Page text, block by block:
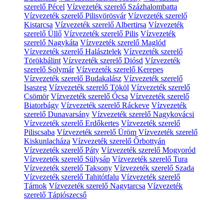
szerelő Pécel Vízvezeték szerelő Százhalombatta
Vízvezeték szerelő Pilisvörösvár Vízvezeték szerelő
Kistarcsa Vízvezeték szerelő Albertirsa Vízvezeték
szerelő Üllő Vízvezeték szerelő Pilis Vízvezeték
szerelő Nagykáta Vízvezeték szerelő Maglód
Vízvezeték szerelő Halásztelek Vízvezeték szerelő
Törökbálint Vízvezeték szerelő Diósd Vízvezeték
szerelő Solymár Vízvezeték szerelő Kerepes
Vízvezeték szerelő Budakalász Vízvezeték szerelő
Isaszeg Vízvezeték szerelő Tököl Vízvezeték szerelő
Csömör Vízvezeték szerelő Ócsa Vízvezeték szerelő
Biatorbágy Vízvezeték szerelő Ráckeve Vízvezeték
szerelő Dunavarsány Vízvezeték szerelő Nagykovácsi
Vízvezeték szerelő Erdőkertes Vízvezeték szerelő
Piliscsaba Vízvezeték szerelő Üröm Vízvezeték szerelő
Kiskunlacháza Vízvezeték szerelő Őrbottyán
Vízvezeték szerelő Páty Vízvezeték szerelő Mogyoród
Vízvezeték szerelő Sülysáp Vízvezeték szerelő Tura
Vízvezeték szerelő Taksony Vízvezeték szerelő Szada
Vízvezeték szerelő Tahitótfalu Vízvezeték szerelő
Tárnok Vízvezeték szerelő Nagytarcsa Vízvezeték
szerelő Tápiószecső